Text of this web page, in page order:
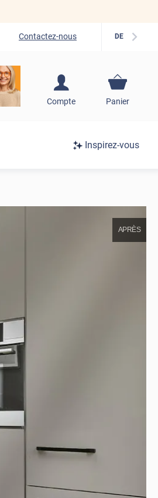
Contactez-nous DE
Compte
S'inscrire / Se
Panier
Inspirez-vous
APRÈS